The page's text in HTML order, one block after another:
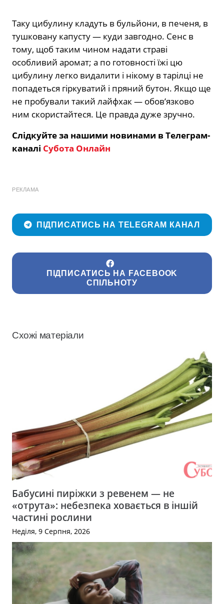
Таку цибулину кладуть в бульйони, в печеня, в
тушковану капусту — куди завгодно. Сенс в
тому, щоб таким чином надати страві
особливий аромат; а по готовності їжі цю
цибулину легко видалити і нікому в тарілці не
попадеться гіркуватий і пряний бутон. Якщо ще
не пробували такий лайфхак — обов’язково
ним скористайтеся. Це правда дуже зручно.
Слідкуйте за нашими новинами в Телеграм-
каналі Субота Онлайн
РЕКЛАМА
ПІДПИСАТИСЬ НА TELEGRAM КАНАЛ
ПІДПИСАТИСЬ НА FACEBOOK
СПІЛЬНОТУ
Схожі матеріали
Бабусині пиріжки з ревенем — не
«отрута»: небезпека ховається в іншій
частині рослини
Неділя, 9 Серпня, 2026